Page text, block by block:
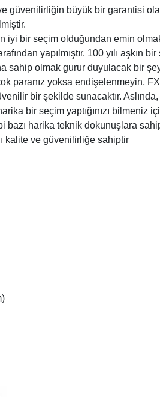
güvenilirliğin büyük bir garantisi
iyi bir seçim olduğundan emin
yapılmıştır. 100 yılı aşkın
sahip olmak gurur duyulacak bir
paranız yoksa endişelenmeyin,
bir şekilde sunacaktır.
bir seçim yaptığınızı bilmeniz
bazı harika teknik dokunuşlara
kalite ve güvenilirliğe sahiptir